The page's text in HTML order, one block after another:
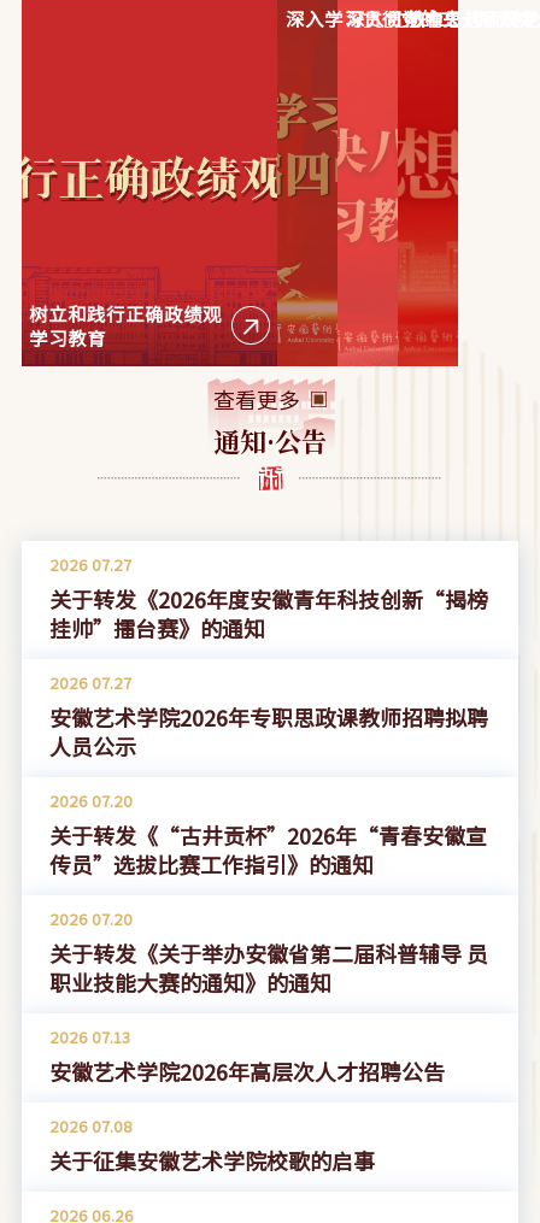
查看更多
树立和践行正确政绩观
学习教育
深入学习贯彻党的二十届四
深入贯彻中央八项规
教育思想大讨论
通知·公告
202607.27
关于转发《2026年度安徽青年科技创新“揭榜
挂帅”擂台赛》的通知
202607.27
安徽艺术学院2026年专职思政课教师招聘拟聘
人员公示
202607.20
关于转发《“古井贡杯”2026年“青春安徽宣
传员”选拔比赛工作指引》的通知
202607.20
关于转发《关于举办安徽省第二届科普辅导 员
职业技能大赛的通知》的通知
202607.13
安徽艺术学院2026年高层次人才招聘公告
202607.08
关于征集安徽艺术学院校歌的启事
202606.26